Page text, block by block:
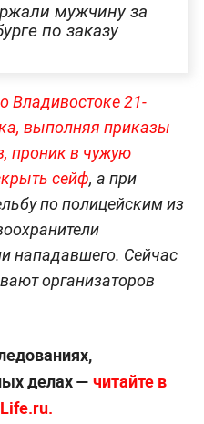
мужчину за
по заказу
Владивостоке 21-
выполняя приказы
проник в чужую
сейф, а при
по полицейским из
нападавшего. Сейчас
организаторов
делах — читайте в